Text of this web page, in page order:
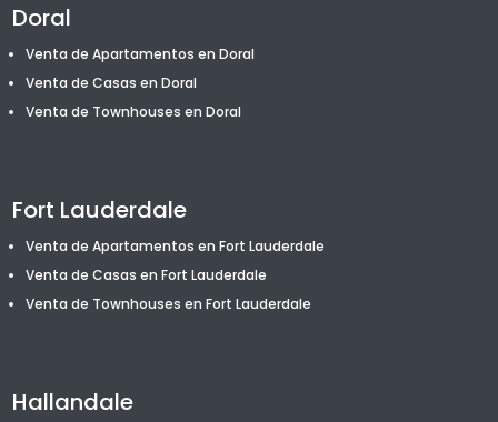
Doral
Venta de Apartamentos en Doral
Venta de Casas en Doral
Venta de Townhouses en Doral
Fort Lauderdale
Venta de Apartamentos en Fort Lauderdale
Venta de Casas en Fort Lauderdale
Venta de Townhouses en Fort Lauderdale
Hallandale